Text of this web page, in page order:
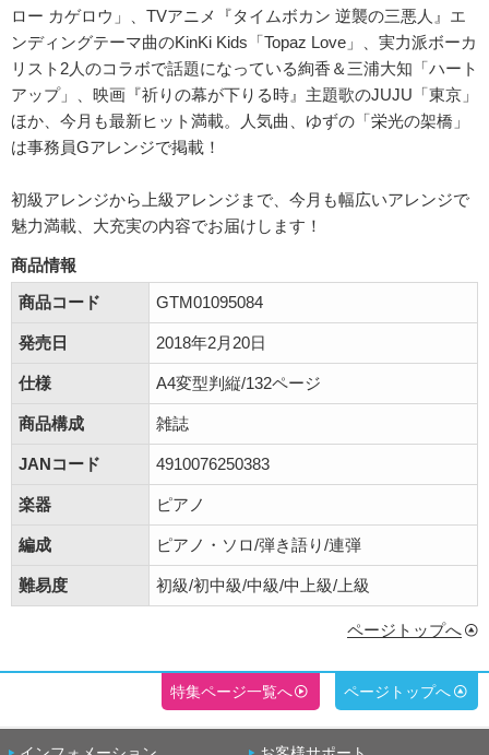
ロー カゲロウ」、TVアニメ『タイムボカン 逆襲の三悪人』エ
ンディングテーマ曲のKinKi Kids「Topaz Love」、実力派ボーカ
リスト2人のコラボで話題になっている絢香＆三浦大知「ハート
アップ」、映画『祈りの幕が下りる時』主題歌のJUJU「東京」
ほか、今月も最新ヒット満載。人気曲、ゆずの「栄光の架橋」
は事務員Gアレンジで掲載！
初級アレンジから上級アレンジまで、今月も幅広いアレンジで
魅力満載、大充実の内容でお届けします！
商品情報
商品コード
GTM01095084
発売日 2018年2月20日
仕様 A4変型判縦/132ページ
商品構成 雑誌
JANコード 4910076250383
楽器 ピアノ
編成 ピアノ・ソロ/弾き語り/連弾
難易度 初級/初中級/中級/中上級/上級
ページトップへ
特集ページ一覧へ ページトップへ